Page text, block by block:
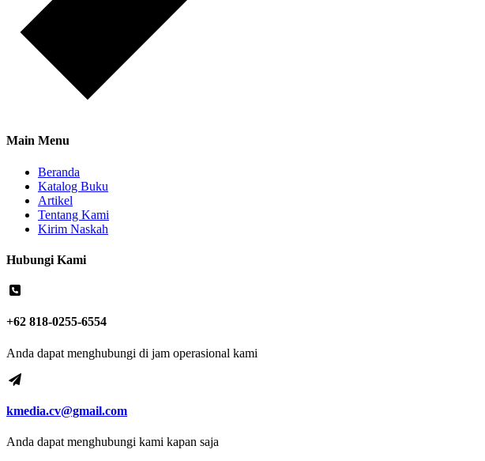
Main Menu
Beranda
Katalog Buku
Artikel
Tentang Kami
Kirim Naskah
Hubungi Kami
+62 818-0255-6554
Anda dapat menghubungi di jam operasional kami
kmedia.cv@gmail.com
Anda dapat menghubungi kami kapan saja